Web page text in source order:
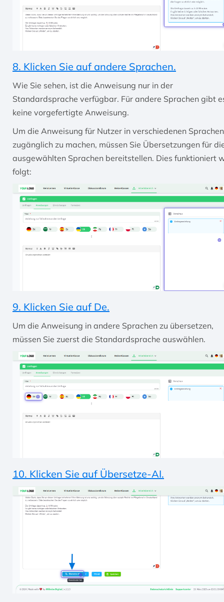
8. Klicken Sie auf andere Sprachen.
Wie Sie sehen, ist die Anweisung nur in der
Standardsprache verfügbar. Für andere Sprachen gibt
keine vorgefertigte Anweisung.
Um die Anweisung für Nutzer in verschiedenen Sprachen
zugänglich zu machen, müssen Sie Übersetzungen für
ausgewählten Sprachen bereitstellen. Dies funktioniert
folgt:
9. Klicken Sie auf De.
Um die Anweisung in andere Sprachen zu übersetzen,
müssen Sie zuerst die Standardsprache auswählen.
10. Klicken Sie auf Übersetze-AI.